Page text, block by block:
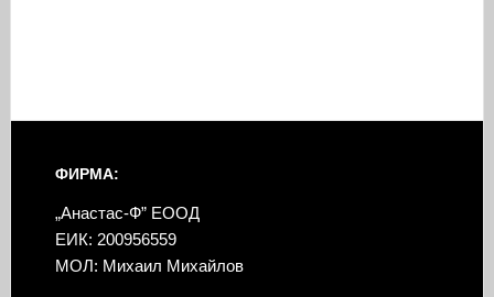
ФИРМА:
„Анастас-Ф” ЕООД
ЕИК: 200956559
МОЛ: Михаил Михайлов